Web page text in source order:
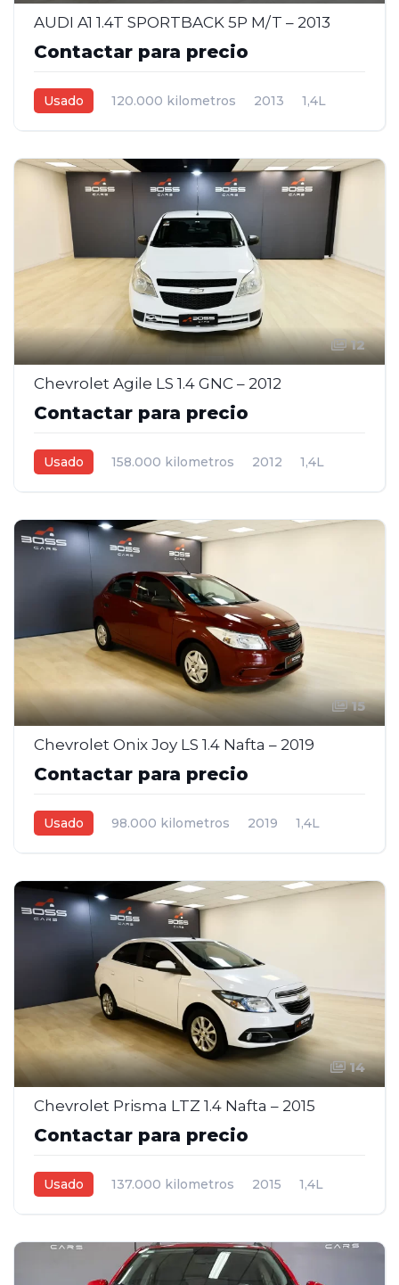
AUDI A1 1.4T SPORTBACK 5P M/T – 2013
Contactar para precio
Usado 120.000 kilometros 2013
1,4L
12
Chevrolet Agile LS 1.4 GNC – 2012
Contactar para precio
Usado 158.000 kilometros 2012
1,4L
15
Chevrolet Onix Joy LS 1.4 Nafta – 2019
Contactar para precio
Usado 98.000 kilometros 2019
1,4L
14
Chevrolet Prisma LTZ 1.4 Nafta – 2015
Contactar para precio
Usado 137.000 kilometros 2015
1,4L